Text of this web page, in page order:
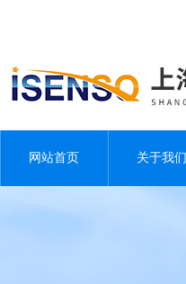
网站首页 关于我们